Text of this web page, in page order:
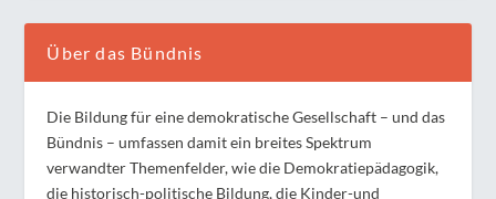
Über das Bündnis
Die Bildung für eine demokratische Gesellschaft – und das
Bündnis – umfassen damit ein breites Spektrum
verwandter Themenfelder, wie die Demokratiepädagogik,
die historisch-politische Bildung, die Kinder-und